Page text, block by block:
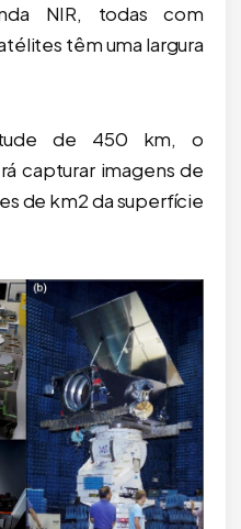
NIR, todas com
têm uma largura
de 450 km, o
capturar imagens de
de km2 da superfície